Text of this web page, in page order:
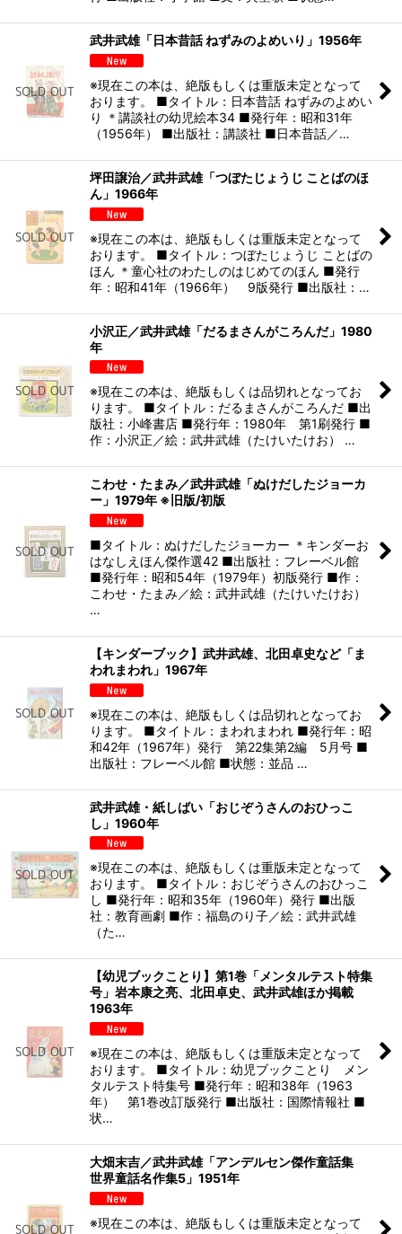
武井武雄「日本昔話 ねずみのよめいり」1956年
※現在この本は、絶版もしくは重版未定となって
おります。 ■タイトル：日本昔話 ねずみのよめい
り ＊講談社の幼児絵本34 ■発行年：昭和31年
（1956年） ■出版社：講談社 ■日本昔話／…
坪田譲治／武井武雄「つぼたじょうじ ことばのほ
ん」1966年
※現在この本は、絶版もしくは重版未定となって
おります。 ■タイトル：つぼたじょうじ ことばの
ほん ＊童心社のわたしのはじめてのほん ■発行
年：昭和41年（1966年） 9版発行 ■出版社：…
小沢正／武井武雄「だるまさんがころんだ」1980
年
※現在この本は、絶版もしくは品切れとなってお
ります。 ■タイトル：だるまさんがころんだ ■出
版社：小峰書店 ■発行年：1980年 第1刷発行 ■
作：小沢正／絵：武井武雄（たけいたけお） …
こわせ・たまみ／武井武雄「ぬけだしたジョーカ
ー」1979年 ※旧版/初版
■タイトル：ぬけだしたジョーカー ＊キンダーお
はなしえほん傑作選42 ■出版社：フレーベル館
■発行年：昭和54年（1979年）初版発行 ■作：
こわせ・たまみ／絵：武井武雄（たけいたけお）
…
【キンダーブック】武井武雄、北田卓史など「ま
われまわれ」1967年
※現在この本は、絶版もしくは品切れとなってお
ります。 ■タイトル：まわれまわれ ■発行年：昭
和42年（1967年）発行 第22集第2編 5月号 ■
出版社：フレーベル館 ■状態：並品 …
武井武雄・紙しばい「おじぞうさんのおひっこ
し」1960年
※現在この本は、絶版もしくは重版未定となって
おります。 ■タイトル：おじぞうさんのおひっこ
し ■発行年：昭和35年（1960年）発行 ■出版
社：教育画劇 ■作：福島のり子／絵：武井武雄
（た…
【幼児ブックことり】第1巻「メンタルテスト特集
号」岩本康之亮、北田卓史、武井武雄ほか掲載
1963年
※現在この本は、絶版もしくは重版未定となって
おります。 ■タイトル：幼児ブックことり メン
タルテスト特集号 ■発行年：昭和38年（1963
年） 第1巻改訂版発行 ■出版社：国際情報社 ■
状…
大畑末吉／武井武雄「アンデルセン傑作童話集
世界童話名作集5」1951年
※現在この本は、絶版もしくは重版未定となって